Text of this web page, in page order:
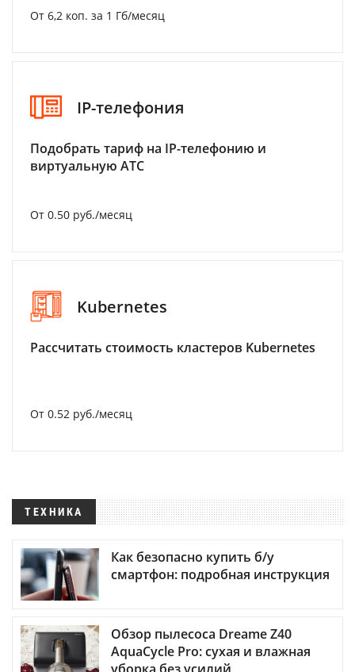
От 6,2 коп. за 1 Гб/месяц
IP-телефония
Подобрать тариф на IP-телефонию и
виртуальную АТС
От 0.50 руб./месяц
Kubernetes
Рассчитать стоимость кластеров Kubernetes
От 0.52 руб./месяц
ТЕХНИКА
Как безопасно купить б/у
смартфон: подробная инструкция
Обзор пылесоса Dreame Z40
AquaCycle Pro: сухая и влажная